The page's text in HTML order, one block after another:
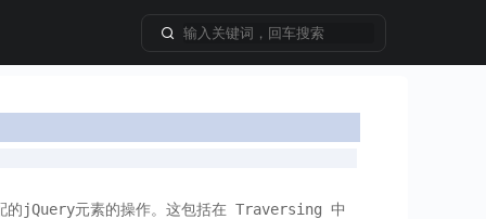
的jQuery元素的操作。这包括在 Traversing 中